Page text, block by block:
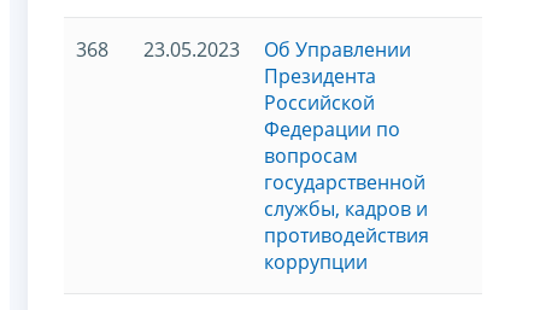
368 23.05.2023
Об Управлении
Президента
Российской
Федерации по
вопросам
государственной
службы, кадров и
противодействия
коррупции